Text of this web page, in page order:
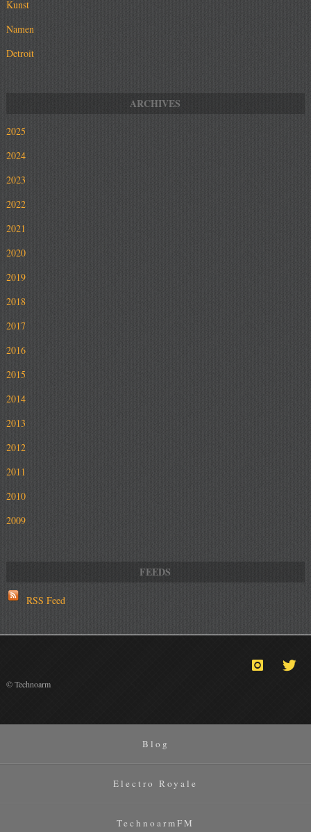
Kunst
Namen
Detroit
2025
2024
2023
2022
2021
2020
2019
2018
2017
2016
2015
2014
2013
2012
2011
2010
2009
RSS Feed
© Technoarm
Blog
Electro Royale
TechnoarmFM